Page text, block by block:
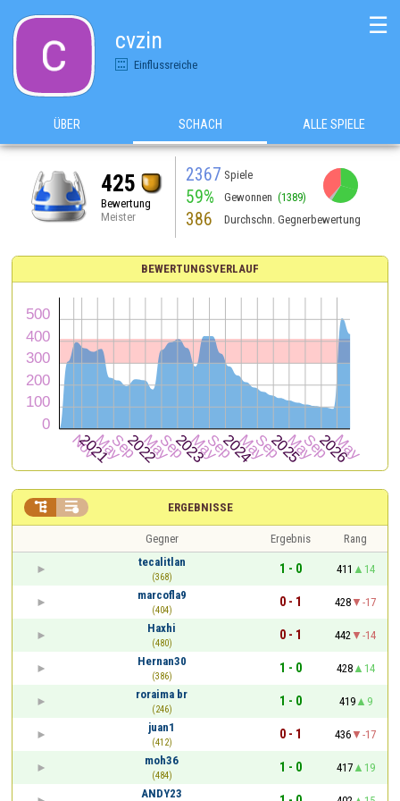
cvzin
Einflussreiche
☰
ÜBER SCHACH ALLE SPIELE
425
Bewertung
Meister
2367 Spiele
59% Gewonnen (1389)
386 Durchschn. Gegnerbewertung
BEWERTUNGSVERLAUF
ERGEBNISSE
 
Gegner Ergebnis
Rang
tecalitlan
(368)
1 - 0 411
14
marcofla9
(404)
0 - 1 428
-17
Haxhi
(480)
0 - 1 442
-14
Hernan30
(386)
1 - 0 428
14
roraima br
(246)
1 - 0 419
9
juan1
(412)
0 - 1 436
-17
moh36
(484)
1 - 0 417
19
ANDY23